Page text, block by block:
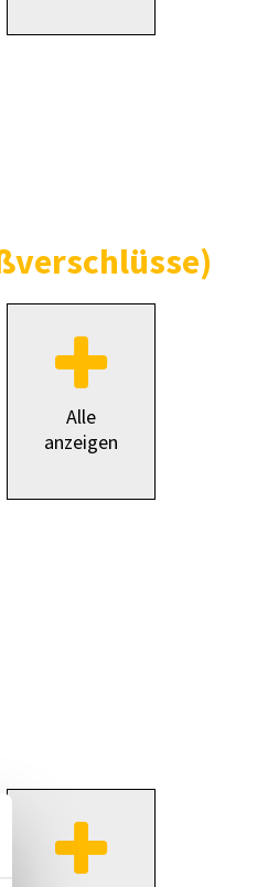
Alle
anzeigen